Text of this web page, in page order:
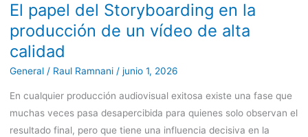
El papel del Storyboarding en la
producción de un vídeo de alta
calidad
General/ Raul Ramnani / junio 1, 2026
En cualquier producción audiovisual exitosa existe una fase que
muchas veces pasa desapercibida para quienes solo observan el
resultado final, pero que tiene una influencia decisiva en la
El
papel
del
Storyboarding
en
la
producción
de